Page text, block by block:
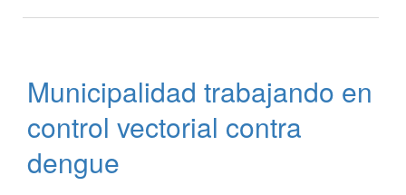
mayo
se
celebra
Día
Municipalidad trabajando en
control vectorial contra
dengue